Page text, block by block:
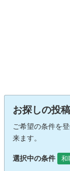
お探しの投
ご希望の条件を
来ます。
選択中の条件 和